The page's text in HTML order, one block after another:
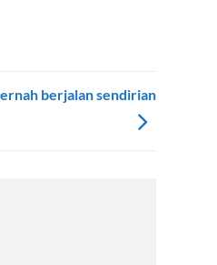
berjalan sendirian